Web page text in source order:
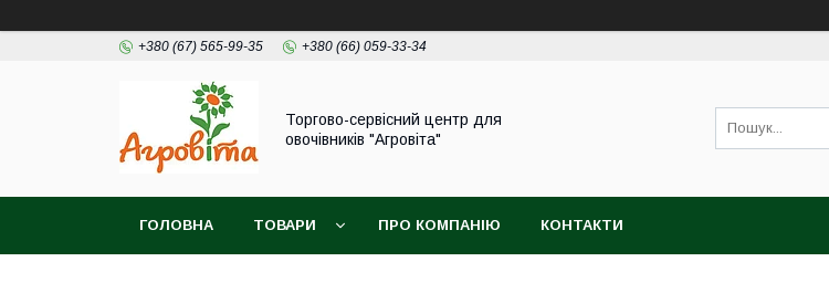
+380 (67) 565-99-35 +380 (66) 059-33-34
Торгово-сервісний центр для
овочівників "Агровіта"
ГОЛОВНА ТОВАРИ ПРО КОМПАНІЮ КОНТАКТИ